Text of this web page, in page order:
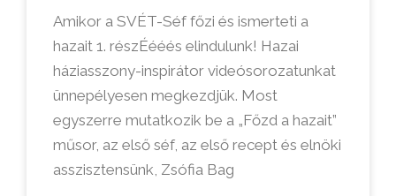
Amikor a SVÉT-Séf főzi és ismerteti a
hazait 1. részÉééés elindulunk! Hazai
háziasszony-inspirátor videósorozatunkat
ünnepélyesen megkezdjük. Most
egyszerre mutatkozik be a „Főzd a hazait”
műsor, az első séf, az első recept és elnöki
asszisztensünk, Zsófia Bag